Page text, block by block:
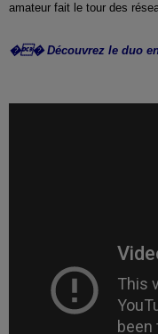
amateur fait le tour des
�� Découvrez le duo